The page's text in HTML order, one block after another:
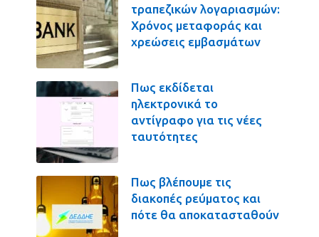
τραπεζικών λογαριασμών:
Χρόνος μεταφοράς και
χρεώσεις εμβασμάτων
Πως εκδίδεται
ηλεκτρονικά το
αντίγραφο για τις νέες
ταυτότητες
Πως βλέπουμε τις
διακοπές ρεύματος και
πότε θα αποκατασταθούν